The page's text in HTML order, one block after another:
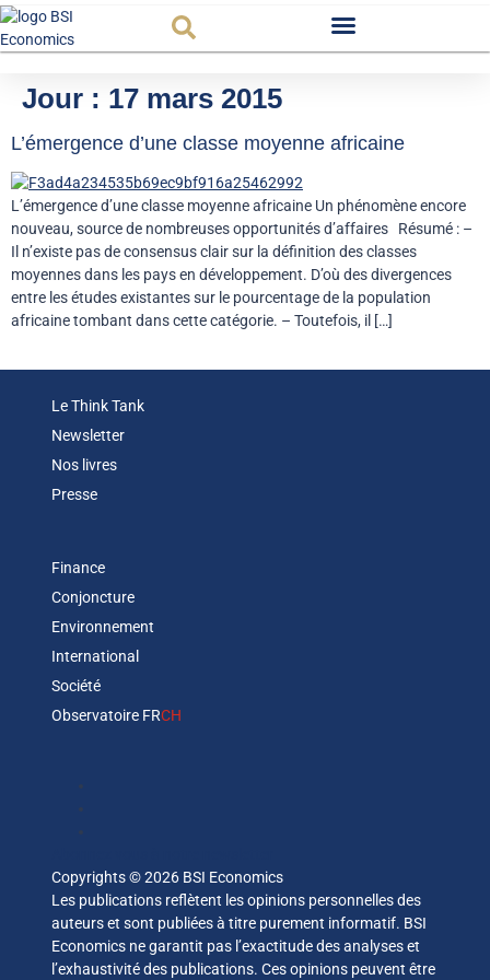
Jour : 17 mars 2015
L’émergence d’une classe moyenne africaine
L’émergence d’une classe moyenne africaine Un phénomène encore
nouveau, source de nombreuses opportunités d’affaires Résumé : –
Il n’existe pas de consensus clair sur la définition des classes
moyennes dans les pays en développement. D’où des divergences
entre les études existantes sur le pourcentage de la population
africaine tombant dans cette catégorie. – Toutefois, il […]
Le Think Tank
Newsletter
Nos livres
Presse
Finance
Conjoncture
Environnement
International
Société
Observatoire FRCH
Copyrights © 2026 BSI Economics
Les publications reflètent les opinions personnelles des
auteurs et sont publiées à titre purement informatif. BSI
Economics ne garantit pas l’exactitude des analyses et
l’exhaustivité des publications. Ces opinions peuvent être